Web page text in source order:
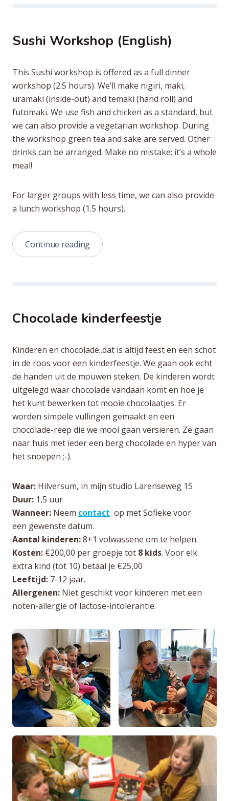
Sushi Workshop (English)
This Sushi workshop is offered as a full dinner
workshop (2.5 hours). We’ll make nigiri, maki,
uramaki (inside-out) and temaki (hand roll) and
futomaki. We use fish and chicken as a standard, but
we can also provide a vegetarian workshop. During
the workshop green tea and sake are served. Other
drinks can be arranged. Make no mistake; it’s a whole
meal!
For larger groups with less time, we can also provide
a lunch workshop (1.5 hours).
Continue reading“Sushi
Workshop
Chocolade kinderfeestje
Kinderen en chocolade..dat is altijd feest en een schot
in de roos voor een kinderfeestje. We gaan ook echt
de handen uit de mouwen steken. De kinderen wordt
uitgelegd waar chocolade vandaan komt en hoe je
het kunt bewerken tot mooie chocolaatjes. Er
worden simpele vullingen gemaakt en een
chocolade-reep die we mooi gaan versieren. Ze gaan
naar huis met ieder een berg chocolade en hyper van
het snoepen ;-).
Waar: Hilversum, in mijn studio Larenseweg 15
Duur: 1,5 uur
Wanneer: Neem contact op met Sofieke voor
een gewenste datum.
Aantal kinderen:8+1 volwassene om te helpen.
Kosten: €200,00 per groepje tot 8 kids. Voor elk
extra kind (tot 10) betaal je €25,00
Leeftijd: 7-12 jaar.
Allergenen: Niet geschikt voor kinderen met een
noten-allergie of lactose-intolerantie.